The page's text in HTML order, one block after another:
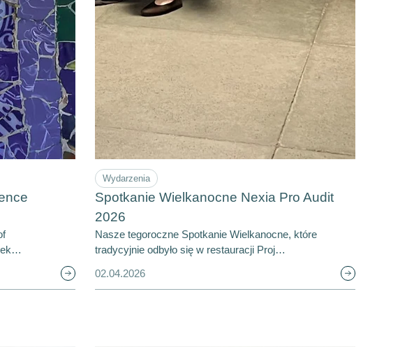
Wydarzenia
Spotkanie Wielkanocne Nexia Pro Audit
2026
Nasze tegoroczne Spotkanie Wielkanocne, które
tradycyjnie odbyło się w restauracji Proj…
02.04.2026